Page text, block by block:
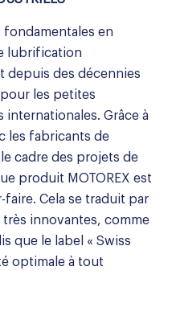
fondamentales en
lubrification
depuis des décennies
les petites
Grâce à
les fabricants de
cadre des projets de
produit MOTOREX est
faire. Cela se traduit par
innovantes, comme
que le label « Swiss
optimale à tout